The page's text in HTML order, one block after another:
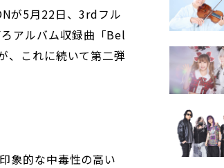
が5月22日、3rdフル
アルバム収録曲「Bel
、これに続いて第二弾
象的な中毒性の高い